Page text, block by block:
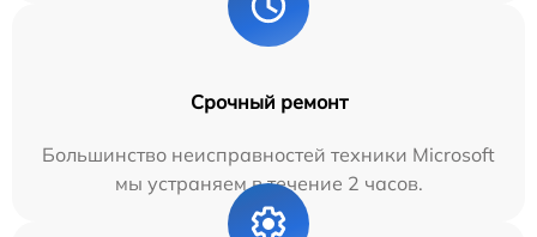
Срочный ремонт
Большинство неисправностей техники Microsoft
мы устраняем в течение 2 часов.